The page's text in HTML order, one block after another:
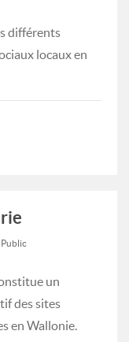
différents
locaux en
Public
un
des sites
en Wallonie.